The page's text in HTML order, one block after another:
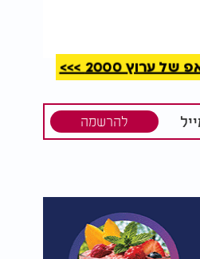
2000 >>>
להרשמה